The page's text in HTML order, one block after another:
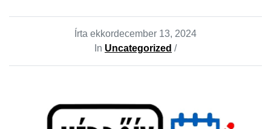
Írta ekkordecember 13, 2024
In Uncategorized /